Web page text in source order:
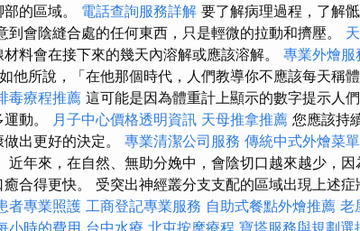
的區域。 電話查詢服務詳解 要了解病理過程，了解
到會陰縫合處的任何東西，只是輕微的拉動和擠壓。
料會在接下來的幾天內溶解或應該溶解。 專業外燴服
他所說，「在他那個時代，人們教導你不應該每天稱體
毒療程推薦 這可能是因為體重計上顯示的數字提示人
動。
月子中心價格透明資訊 天母推拿推薦 您應該持
出更好的決定。 專業清潔公司服務 傳統中式外燴菜單
近年來，在自然、無助分娩中，會陰切口越來越少，
合得更快。 受突出神經叢分支支配的區域出現上述
者專業照護 工商登記專業服務 自助式餐點外燴推薦 老
小時的費用 台中水療 北屯按摩療程 寶塔服務與規劃選